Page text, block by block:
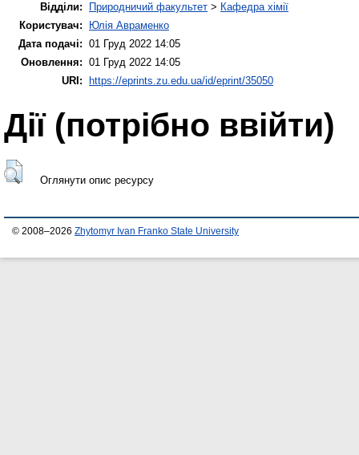
Відділи:
Природничий факультет > Кафедра хімії
Користувач:
Юлія Авраменко
Дата подачі: 01 Груд 2022 14:05
Оновлення: 01 Груд 2022 14:05
URI:
https://eprints.zu.edu.ua/id/eprint/35050
Дії ​​(потрібно ввійти)
Оглянути опис ресурсу
© 2008–2026 Zhytomyr Ivan Franko State University